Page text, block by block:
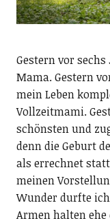
Gestern vor
Mama. Gestern
mein Leben
Vollzeitmami.
schönsten und
denn die Geburt
als errechnet
meinen
Wunder durfte
Armen halten